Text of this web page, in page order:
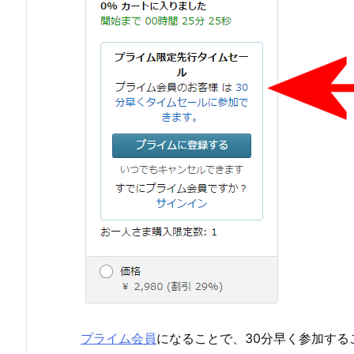
プライム会員になることで、30分早く参加する